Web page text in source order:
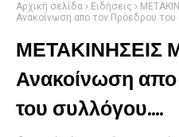
Αρχική σελίδα Ειδήσεις
Ανακοίνωση απο τον Πρόεδρου του
ΜΕΤΑΚΙΝΗΣΕΙΣ
Ανακοίνωση
του συλλόγου....